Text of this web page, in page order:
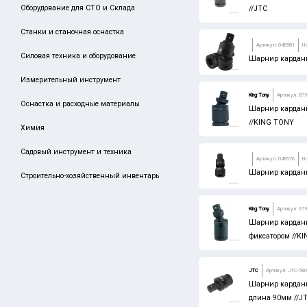
Оборудование для СТО и Склада
Станки и станочная оснастка
Силовая техника и оборудование
Измерительный инструмент
Оснастка и расходные материалы
Химия
Садовый инструмент и техника
Строительно-хозяйственный инвентарь
STAYER
DENZEL
GROSS
КВТ
СИБРТЕХ
JTC
//JTC
Артикул: 048581
Шарнир
King Tony Артикул:
Шарнир
//KING TONY
Артикул: 048576
Шарнир
King Tony Артикул:
Шарнир
фиксатором //
JTC Артикул: JTC-
Шарнир
длина 90мм //